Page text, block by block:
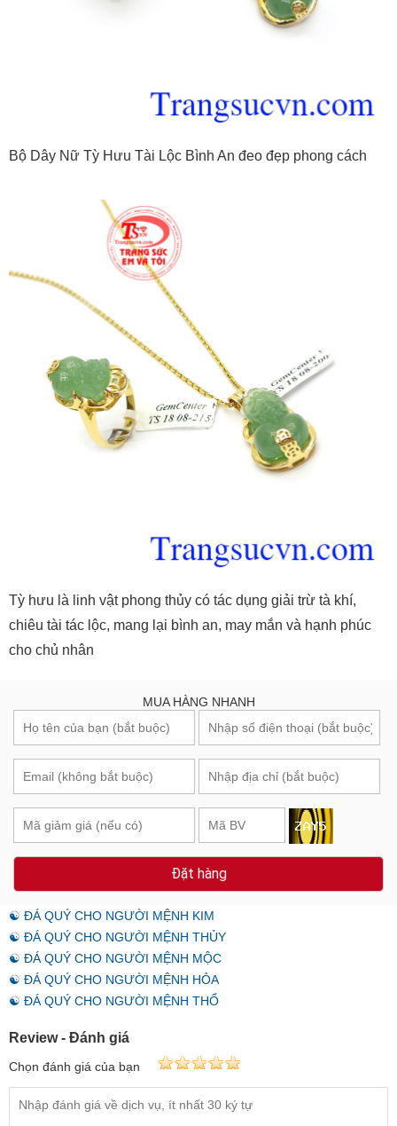
Bộ Dây Nữ Tỳ Hưu Tài Lộc Bình An đeo đẹp phong cách
Tỳ hưu là linh vật phong thủy có tác dụng giải trừ tà khí,
chiêu tài tác lộc, mang lại bình an, may mắn và hạnh phúc
cho chủ nhân
MUA HÀNG NHANH
Đặt hàng
☯ ĐÁ QUÝ CHO NGƯỜI MỆNH KIM
☯ ĐÁ QUÝ CHO NGƯỜI MỆNH THỦY
☯ ĐÁ QUÝ CHO NGƯỜI MỆNH MỘC
☯ ĐÁ QUÝ CHO NGƯỜI MỆNH HỎA
☯ ĐÁ QUÝ CHO NGƯỜI MỆNH THỔ
Review - Đánh giá
Chọn đánh giá của bạn